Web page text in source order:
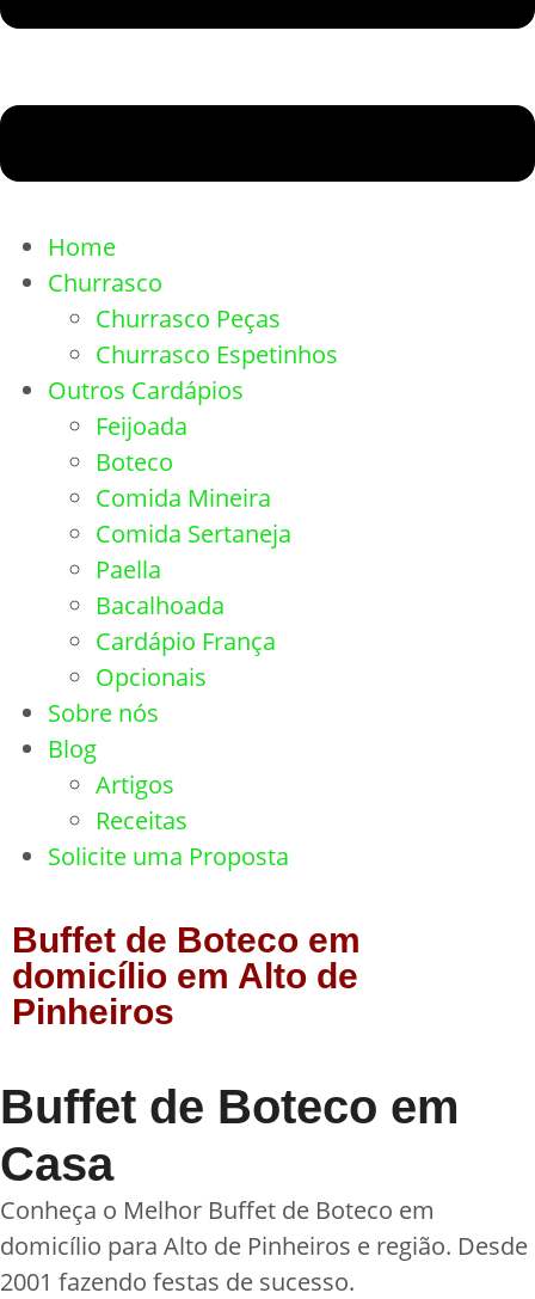
Home
Churrasco
Churrasco Peças
Churrasco Espetinhos
Outros Cardápios
Feijoada
Boteco
Comida Mineira
Comida Sertaneja
Paella
Bacalhoada
Cardápio França
Opcionais
Sobre nós
Blog
Artigos
Receitas
Solicite uma Proposta
Buffet de Boteco em
domicílio em Alto de
Pinheiros
Buffet de Boteco em
Casa
Conheça o Melhor Buffet de Boteco em
domicílio para Alto de Pinheiros e região. Desde
2001 fazendo festas de sucesso.